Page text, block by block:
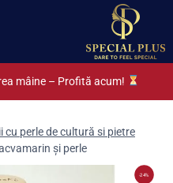
mâine – Profită acum!
cu perle de cultură si pietre
și perle
-24%